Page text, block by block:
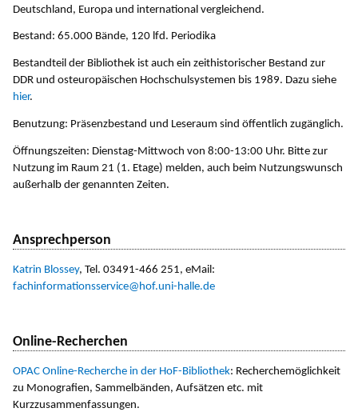
Deutschland, Europa und international vergleichend.
Bestand: 65.000 Bände, 120 lfd. Periodika
Bestandteil der Bibliothek ist auch ein zeithistorischer Bestand zur
DDR und osteuropäischen Hochschulsystemen bis 1989. Dazu siehe
hier.
Benutzung: Präsenzbestand und Leseraum sind öffentlich zugänglich.
Öffnungszeiten: Dienstag-Mittwoch von 8:00-13:00 Uhr. Bitte zur
Nutzung im Raum 21 (1. Etage) melden, auch beim Nutzungswunsch
außerhalb der genannten Zeiten.
Ansprechperson
Katrin Blossey, Tel. 03491-466 251, eMail:
fachinformationsservice@hof.uni-halle.de
Online-Recherchen
OPAC Online-Recherche in der HoF-Bibliothek: Recherchemöglichkeit
zu Monografien, Sammelbänden, Aufsätzen etc. mit
Kurzzusammenfassungen.